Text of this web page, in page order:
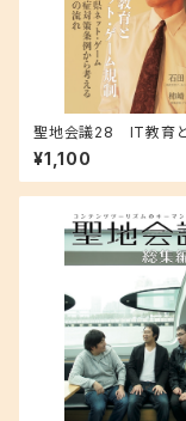
聖地会議28 IT教育と
ゲーム規制／石田淳一
社アールジェイ 代表取
¥1,100